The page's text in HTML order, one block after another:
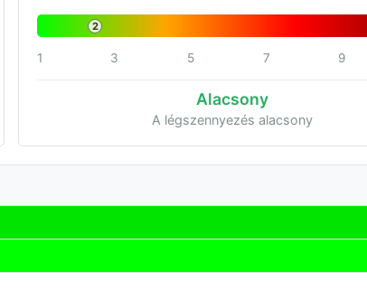
2
1 3 5 7 9
Alacsony
A légszennyezés alacsony